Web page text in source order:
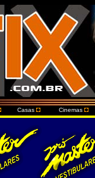
Casas Cinemas